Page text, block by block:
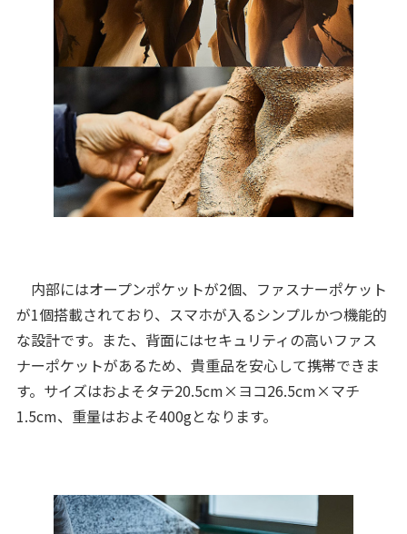
内部にはオープンポケットが2個、ファスナーポケット
が1個搭載されており、スマホが入るシンプルかつ機能的
な設計です。また、背面にはセキュリティの高いファス
ナーポケットがあるため、貴重品を安心して携帯できま
す。サイズはおよそタテ20.5cm×ヨコ26.5cm×マチ
1.5cm、重量はおよそ400gとなります。